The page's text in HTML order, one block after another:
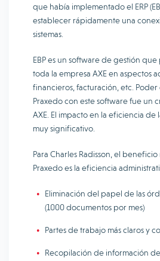
que había implementado el ERP
establecer rápidamente una
sistemas.
EBP es un software de gestión
toda la empresa AXE en aspectos
financieros, facturación, etc.
Praxedo con este software fue un
AXE. El impacto en la eficiencia de
muy significativo.
Para Charles Radisson, el
Praxedo es la eficiencia
Eliminación del papel de las
(1000 documentos por mes)
Partes de trabajo más claros y
Recopilación de información